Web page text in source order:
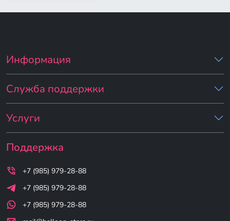
Информация
Служба поддержки
Услуги
Поддержка
+7 (985) 979-28-88
+7 (985) 979-28-88
+7 (985) 979-28-88